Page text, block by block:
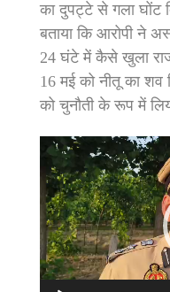
का दुपट्टे से गला घोंट
बताया कि आरोपी ने
24 घंटे में कैसे खुला
16 मई को नीतू का शव
को चुनौती के रूप में
Video
Player